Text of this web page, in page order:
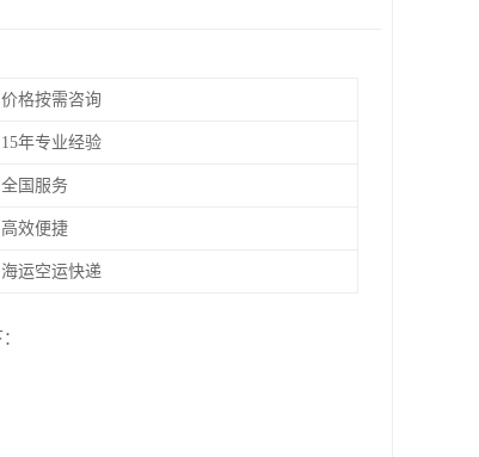
价格按需咨询
15年专业经验
全国服务
高效便捷
海运空运快递